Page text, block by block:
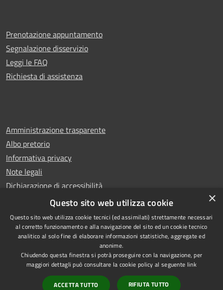
Prenotazione appuntamento
Segnalazione disservizio
Leggi le FAQ
Richiesta di assistenza
Amministrazione trasparente
Albo pretorio
Informativa privacy
Note legali
Dichiarazione di accessibilità
Whistleblowing
Accessibilità
di Ciampino
Powered byMunicipium
×
Questo sito web utilizza cookie
Questo sito web utilizza cookie tecnici (ed assimilati) strettamente necessari
al corretto funzionamento e alla navigazione del sito ed un cookie tecnico
analitico al solo fine di elaborare informazioni statistiche, aggregate ed
anonime.
Chiudendo questa finestra si potrà proseguire con la navigazione, per
maggiori dettagli può consultare la cookie policy al seguente link
ACCETTA TUTTO RIFIUTA TUTTO